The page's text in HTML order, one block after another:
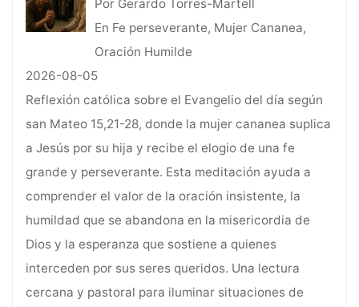
Por Gerardo Torres-Martell
En Fe perseverante, Mujer Cananea,
Oración Humilde
2026-08-05
Reflexión católica sobre el Evangelio del día según
san Mateo 15,21-28, donde la mujer cananea suplica
a Jesús por su hija y recibe el elogio de una fe
grande y perseverante. Esta meditación ayuda a
comprender el valor de la oración insistente, la
humildad que se abandona en la misericordia de
Dios y la esperanza que sostiene a quienes
interceden por sus seres queridos. Una lectura
cercana y pastoral para iluminar situaciones de